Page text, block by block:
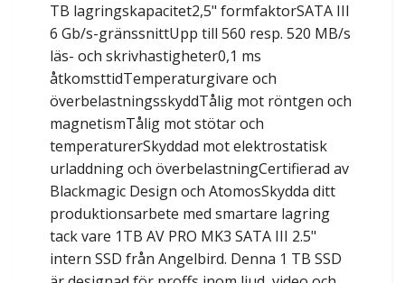
TB lagringskapacitet2,5" formfaktorSATA III
6 Gb/s-gränssnittUpp till 560 resp. 520 MB/s
läs- och skrivhastigheter0,1 ms
åtkomsttidTemperaturgivare och
överbelastningsskyddTålig mot röntgen och
magnetismTålig mot stötar och
temperaturerSkyddad mot elektrostatisk
urladdning och överbelastningCertifierad av
Blackmagic Design och AtomosSkydda ditt
produktionsarbete med smartare lagring
tack vare 1TB AV PRO MK3 SATA III 2.5"
intern SSD från Angelbird. Denna 1 TB SSD